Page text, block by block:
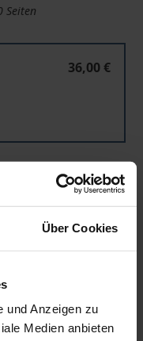
Über Cookies
und Anzeigen zu
Medien anbieten
Seiten
36,00 €
der Lieferadresse